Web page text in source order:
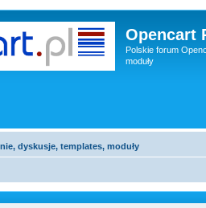
Opencart
Polskie forum
moduły
dyskusje, templates, moduły